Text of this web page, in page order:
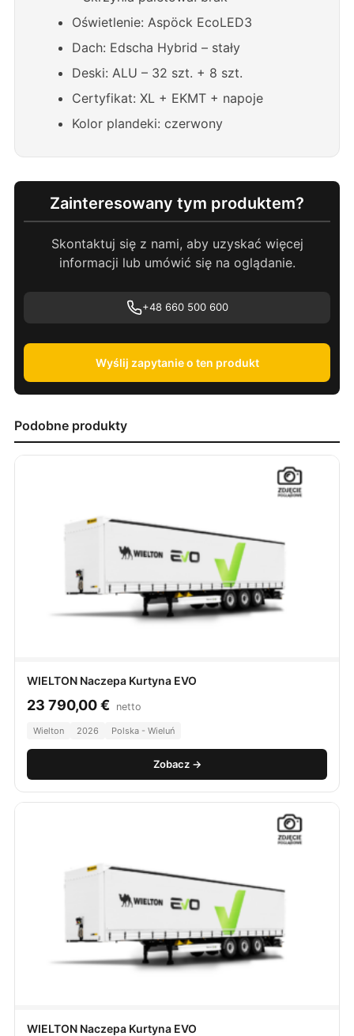
Oświetlenie: Aspöck EcoLED3
Dach: Edscha Hybrid – stały
Deski: ALU – 32 szt. + 8 szt.
Certyfikat: XL + EKMT + napoje
Kolor plandeki: czerwony
Zainteresowany tym produktem?
Skontaktuj się z nami, aby uzyskać więcej
informacji lub umówić się na oglądanie.
+48 660 500 600
Wyślij zapytanie o ten produkt
Podobne produkty
WIELTON Naczepa Kurtyna EVO
23 790,00€ netto
Wielton 2026 Polska - Wieluń
Zobacz →
WIELTON Naczepa Kurtyna EVO